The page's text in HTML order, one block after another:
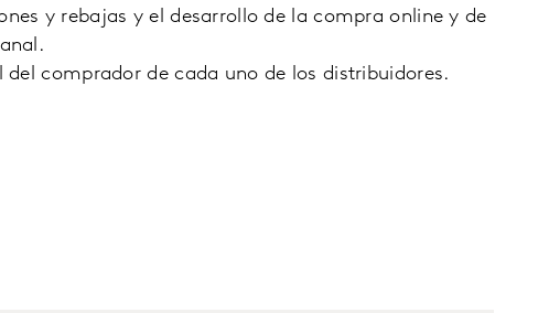
y rebajas y el desarrollo de la compra online y de
del comprador de cada uno de los distribuidores.